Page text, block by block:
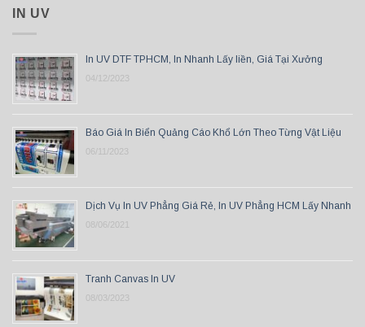
IN UV
In UV DTF TPHCM, In Nhanh Lấy liền, Giá Tại Xưởng
04/12/2023
Báo Giá In Biển Quảng Cáo Khổ Lớn Theo Từng Vật Liệu
06/11/2023
Dịch Vụ In UV Phẳng Giá Rẻ, In UV Phẳng HCM Lấy Nhanh
08/06/2021
Tranh Canvas In UV
08/03/2023